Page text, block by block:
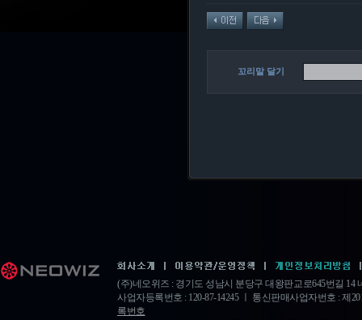
(주)네오위즈 : 경기도 성남시 분당구 대왕판교로645번길 14
사업자등록번호 : 120-87-14245 ㅣ 통신판매사업자번호 : 제
록번호